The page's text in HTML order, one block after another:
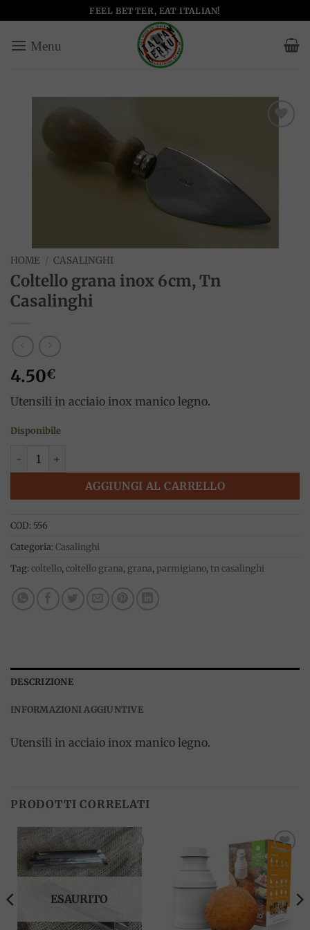
ai
contenuti
FEEL BETTER, EAT ITALIAN!
HOME / CASALINGHI
Coltello grana inox 6cm, Tn
Casalinghi
4.50€
Utensili in acciaio inox manico legno.
Disponibile
Coltello grana inox 6cm, Tn Casalinghi quantità
AGGIUNGI AL CARRELLO
COD: 556
Categoria: Casalinghi
Tag: coltello, coltello grana, grana, parmigiano, tn casalinghi
DESCRIZIONE
INFORMAZIONI AGGIUNTIVE
Utensili in acciaio inox manico legno.
PRODOTTI CORRELATI
Add to
wishlist
ESAURITO
Add to
wishlist